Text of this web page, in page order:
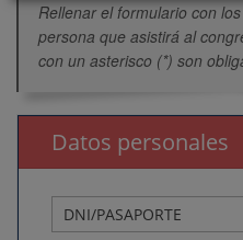
Rellenar el formulario con
persona que asistirá al
con un asterisco (*) son
Datos personales